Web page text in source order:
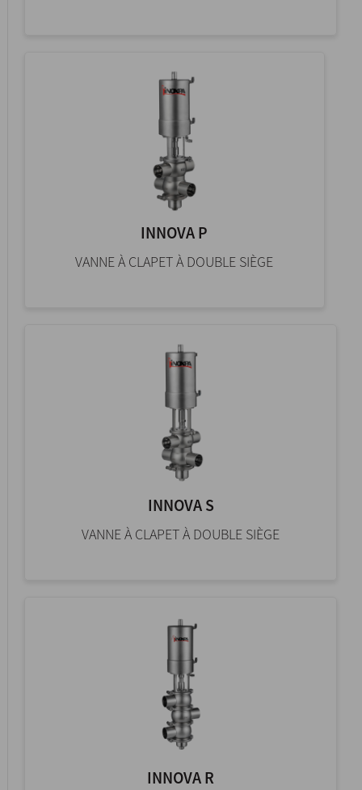
INNOVA P
VANNE À CLAPET À DOUBLE SIÈGE
INNOVA S
VANNE À CLAPET À DOUBLE SIÈGE
INNOVA R